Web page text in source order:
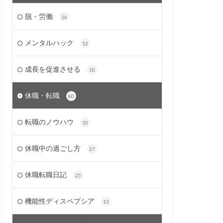
脱・労働 16
メンタルハック 12
成長を促進させる 10
休職・転職 80
転職のノウハウ 10
休職中の過ごし方 27
休職転職日記 25
機能性ディスペプシア 13